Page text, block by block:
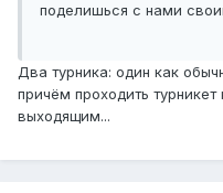
поделишься с нами
Два турника: один как
причём проходить
выходящим...